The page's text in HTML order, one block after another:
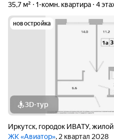
35,7 м²
1-комн. квартира 4
новостройка
3D-тур
Иркутск, городок ИВАТУ,жилой
ЖК «Авиатор», 2 квартал 2028